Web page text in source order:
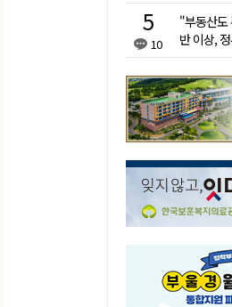
10
"부동산
반 이상,